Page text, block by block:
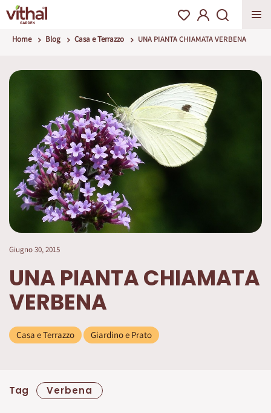
Home Blog Casa e Terrazzo UNA PIANTA CHIAMATA VERBENA
Giugno 30, 2015
UNA PIANTA CHIAMATA
VERBENA
Casa e Terrazzo Giardino e Prato
Tag Verbena